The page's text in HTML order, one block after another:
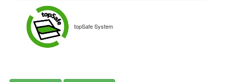
topSafe System